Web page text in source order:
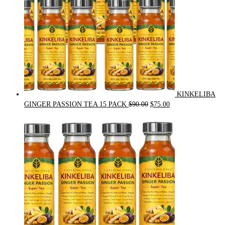
KINKELIBA
GINGER PASSION TEA 15 PACK $90.00 Original
was:
$90.00.
$75.00Current
is:
$75.00.